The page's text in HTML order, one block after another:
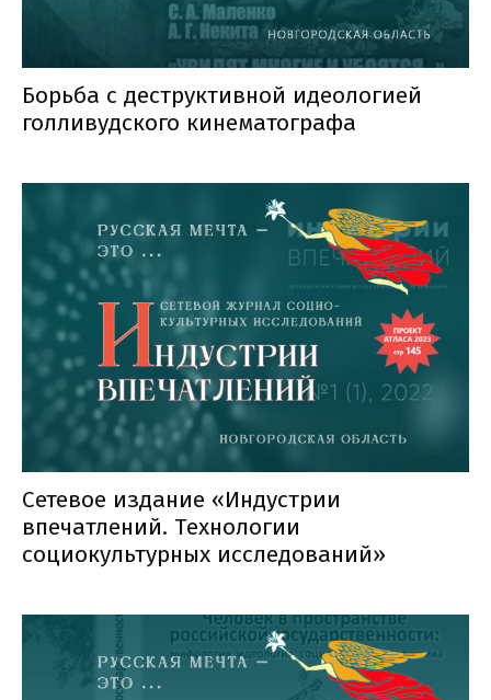
Борьба с деструктивной идеологией
голливудского кинематографа
Сетевое издание «Индустрии
впечатлений. Технологии
социокультурных исследований»